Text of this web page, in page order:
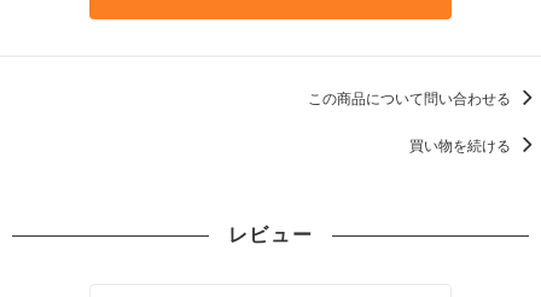
この商品について問い合わせる
買い物を続ける
レビュー